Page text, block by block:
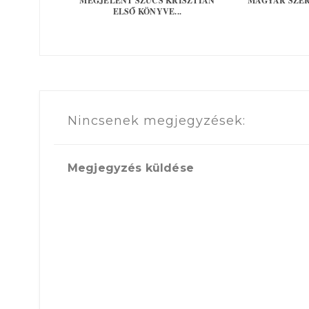
ELSŐ KÖNYVE...
Nincsenek megjegyzések:
Megjegyzés küldése